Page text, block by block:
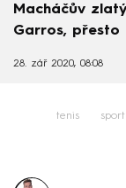
Macháčův
Garros, přesto
28. zář 2020, 08:08
tenis sport